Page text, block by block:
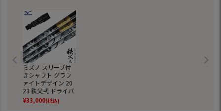
ミズノ スリーブ付
きシャフト グラフ
ァイトデザイン 20
23 秩父弐 ドライバ
ー用 日本正規品 (S
T-X,Z／ST200～18
¥33,000(税込)